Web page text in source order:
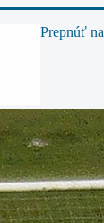
Prepnúť